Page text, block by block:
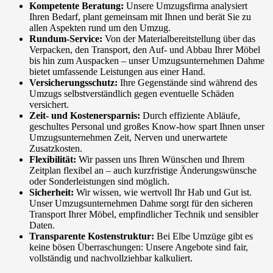
Kompetente Beratung: Unsere Umzugsfirma analysiert
Ihren Bedarf, plant gemeinsam mit Ihnen und berät Sie zu
allen Aspekten rund um den Umzug.
Rundum-Service: Von der Materialbereitstellung über das
Verpacken, den Transport, den Auf- und Abbau Ihrer Möbel
bis hin zum Auspacken – unser Umzugsunternehmen Dahme
bietet umfassende Leistungen aus einer Hand.
Versicherungsschutz: Ihre Gegenstände sind während des
Umzugs selbstverständlich gegen eventuelle Schäden
versichert.
Zeit- und Kostenersparnis: Durch effiziente Abläufe,
geschultes Personal und großes Know-how spart Ihnen unser
Umzugsunternehmen Zeit, Nerven und unerwartete
Zusatzkosten.
Flexibilität: Wir passen uns Ihren Wünschen und Ihrem
Zeitplan flexibel an – auch kurzfristige Änderungswünsche
oder Sonderleistungen sind möglich.
Sicherheit: Wir wissen, wie wertvoll Ihr Hab und Gut ist.
Unser Umzugsunternehmen Dahme sorgt für den sicheren
Transport Ihrer Möbel, empfindlicher Technik und sensibler
Daten.
Transparente Kostenstruktur: Bei Elbe Umzüge gibt es
keine bösen Überraschungen: Unsere Angebote sind fair,
vollständig und nachvollziehbar kalkuliert.